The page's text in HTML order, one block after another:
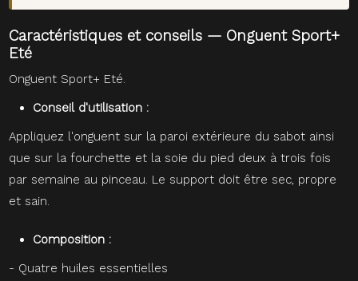
Caractéristiques et conseils — Onguent Sport+
Eté
Onguent Sport+ Eté.
Conseil d'utilisation :
Appliquez l'onguent sur la paroi extérieure du sabot ainsi
que sur la fourchette et la soie du pied deux à trois fois
par semaine au pinceau. Le support doit être sec, propre
et sain.
Composition :
- Quatre huiles essentielles